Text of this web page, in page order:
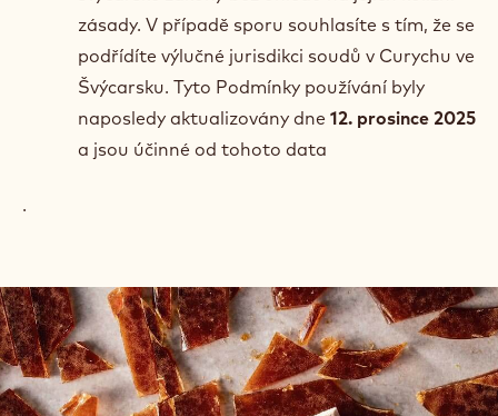
zásady. V případě sporu souhlasíte s tím, že se
podřídíte výlučné jurisdikci soudů v Curychu ve
Švýcarsku. Tyto Podmínky používání byly
naposledy aktualizovány dne 12. prosince 2025
a jsou účinné od tohoto data
.